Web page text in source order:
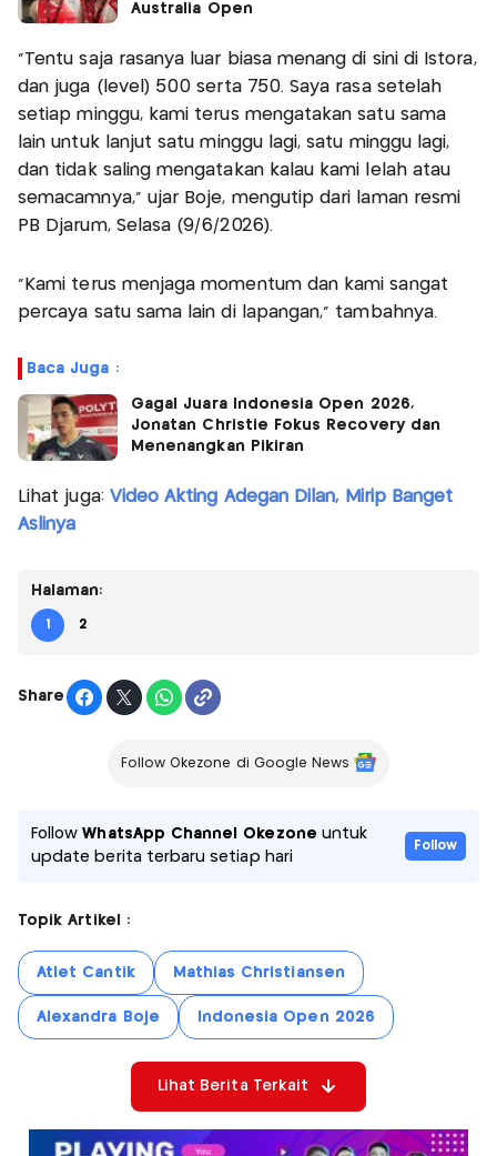
Australia Open
“Tentu saja rasanya luar biasa menang di sini di Istora,
dan juga (level) 500 serta 750. Saya rasa setelah
setiap minggu, kami terus mengatakan satu sama
lain untuk lanjut satu minggu lagi, satu minggu lagi,
dan tidak saling mengatakan kalau kami lelah atau
semacamnya," ujar Boje, mengutip dari laman resmi
PB Djarum, Selasa (9/6/2026).
"Kami terus menjaga momentum dan kami sangat
percaya satu sama lain di lapangan,” tambahnya.
Baca Juga :
Gagal Juara Indonesia Open 2026,
Jonatan Christie Fokus Recovery dan
Menenangkan Pikiran
Lihat juga: Video Akting Adegan Dilan, Mirip Banget
Aslinya
Halaman:
1 2
Share
Follow Okezone di Google News
FollowWhatsApp Channel Okezone untuk
update berita terbaru setiap hari
Follow
Topik Artikel :
Atlet Cantik Mathias Christiansen
Alexandra Boje Indonesia Open 2026
Lihat Berita Terkait